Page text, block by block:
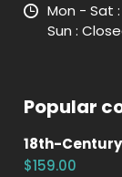
Mon - Sat :
Sun :
Popular
18th-
$159.00